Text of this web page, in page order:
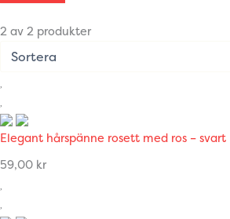
2 av 2 produkter
Elegant hårspänne rosett med ros – svart
59,00 kr